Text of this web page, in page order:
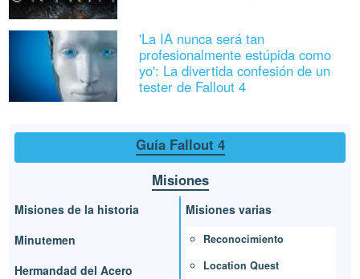
'La IA nunca será tan
profesionalmente estúpida como
yo': La divertida confesión de un
tester de Fallout 4
Guía Fallout 4
Misiones
Misiones de la historia
Minutemen
Hermandad del Acero
Misiones varias
Reconocimiento
Location Quest